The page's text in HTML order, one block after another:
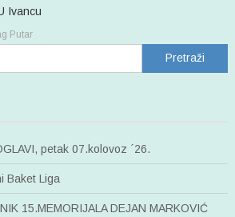
Ivancu
Putar
Pretraži:
petak 07.kolovoz ´26.
Baket Liga
15.MEMORIJALA DEJAN MARKOVIĆ